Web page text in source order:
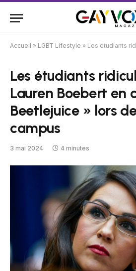
Accueil » LGBT Lifestyle » Les étudiants ridiculisent Lauren
Les étudiants
Lauren Boebert en
Beetlejuice » lors
campus
3 mai 2024 4 minutes